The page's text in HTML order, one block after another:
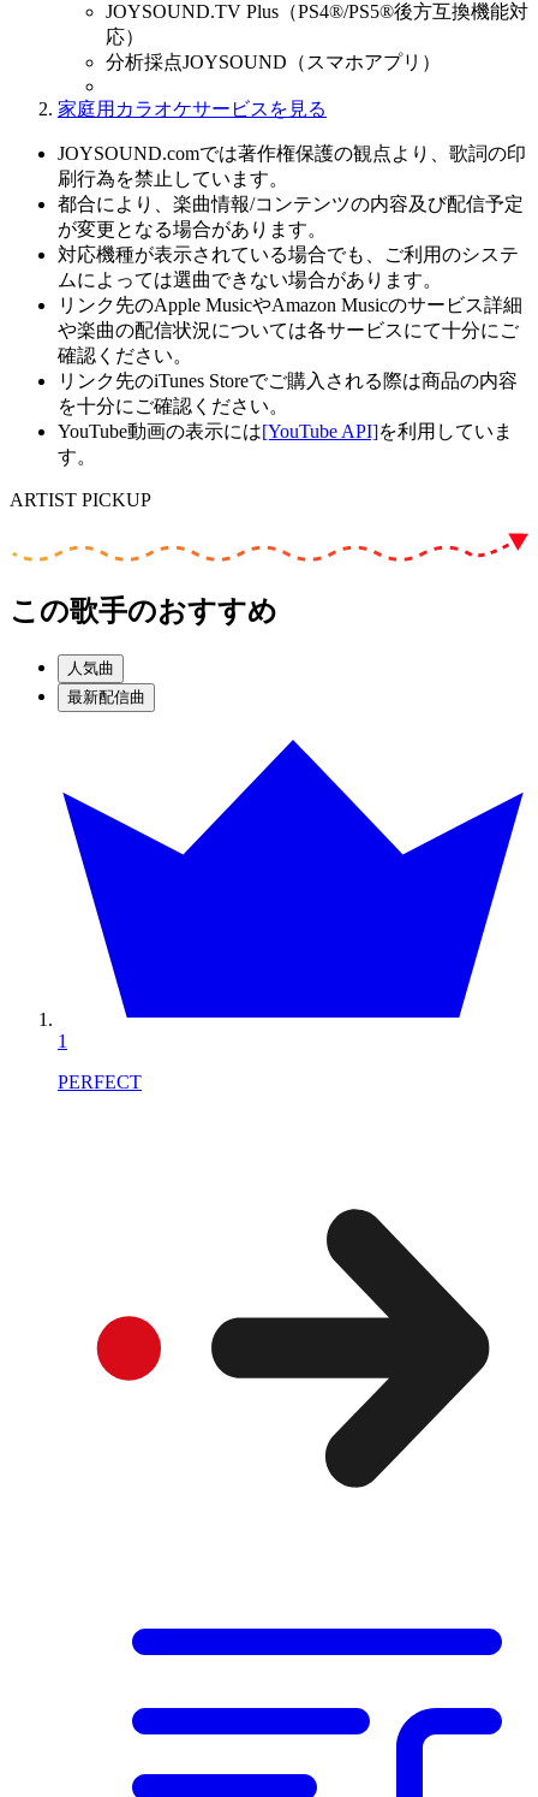
JOYSOUND.TV Plus（PS4®/PS5®後方互換機能対
応）
分析採点JOYSOUND（スマホアプリ）
家庭用カラオケサービスを見る
JOYSOUND.comでは著作権保護の観点より、歌詞の印
刷行為を禁止しています。
都合により、楽曲情報/コンテンツの内容及び配信予定
が変更となる場合があります。
対応機種が表示されている場合でも、ご利用のシステ
ムによっては選曲できない場合があります。
リンク先のApple MusicやAmazon Musicのサービス詳細
や楽曲の配信状況については各サービスにて十分にご
確認ください。
リンク先のiTunes Storeでご購入される際は商品の内容
を十分にご確認ください。
YouTube動画の表示には[YouTube API]を利用していま
す。
ARTIST PICKUP
この歌手のおすすめ
人気曲
最新配信曲
1
PERFECT